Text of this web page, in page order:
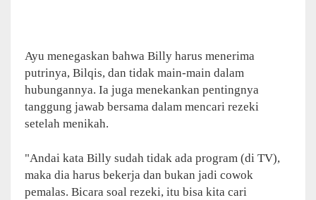
Ayu menegaskan bahwa Billy harus menerima
putrinya, Bilqis, dan tidak main-main dalam
hubungannya. Ia juga menekankan pentingnya
tanggung jawab bersama dalam mencari rezeki
setelah menikah.
"Andai kata Billy sudah tidak ada program (di TV),
maka dia harus bekerja dan bukan jadi cowok
pemalas. Bicara soal rezeki, itu bisa kita cari